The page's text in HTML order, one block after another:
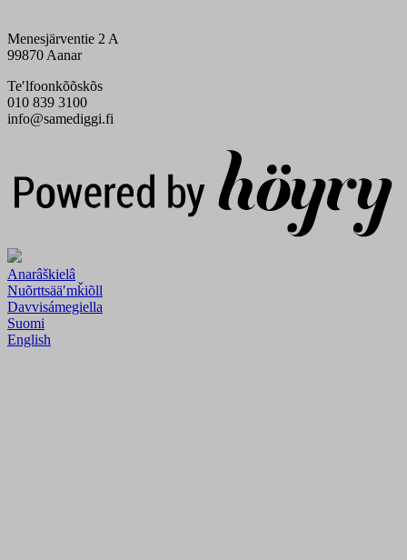
Menesjärventie 2 A
99870 Aanar
Teʹlfoonkõõskõs
010 839 3100
info@samediggi.fi
Anarâškielâ
Nuõrttsääʹmǩiõll
Davvisámegiella
Suomi
English